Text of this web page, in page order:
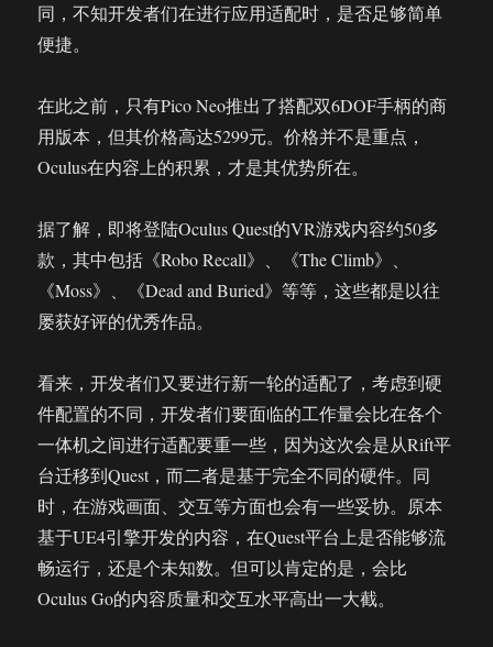
同，不知开发者们在进行应用适配时，是否足够简单
便捷。
在此之前，只有Pico Neo推出了搭配双6DOF手柄的商
用版本，但其价格高达5299元。价格并不是重点，
Oculus在内容上的积累，才是其优势所在。
据了解，即将登陆Oculus Quest的VR游戏内容约50多
款，其中包括《Robo Recall》、《The Climb》、
《Moss》、《Dead and Buried》等等，这些都是以往
屡获好评的优秀作品。
看来，开发者们又要进行新一轮的适配了，考虑到硬
件配置的不同，开发者们要面临的工作量会比在各个
一体机之间进行适配要重一些，因为这次会是从Rift平
台迁移到Quest，而二者是基于完全不同的硬件。同
时，在游戏画面、交互等方面也会有一些妥协。原本
基于UE4引擎开发的内容，在Quest平台上是否能够流
畅运行，还是个未知数。但可以肯定的是，会比
Oculus Go的内容质量和交互水平高出一大截。